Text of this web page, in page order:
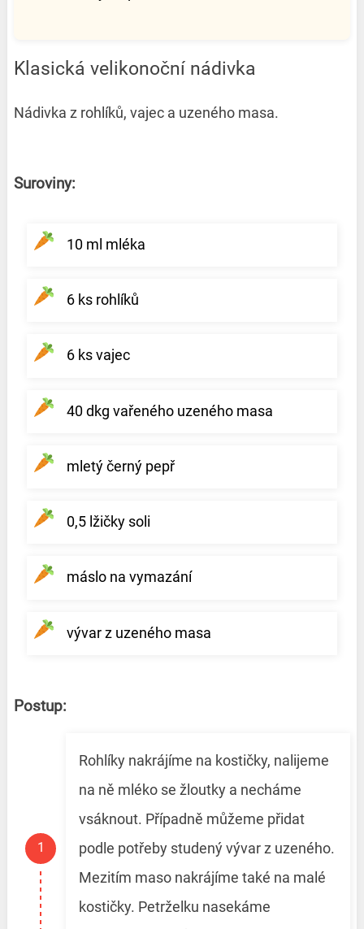
Klasická velikonoční nádivka
Nádivka z rohlíků, vajec a uzeného masa.
Suroviny:
10 ml mléka
6 ks rohlíků
6 ks vajec
40 dkg vařeného uzeného masa
mletý černý pepř
0,5 lžičky soli
máslo na vymazání
vývar z uzeného masa
Postup:
Rohlíky nakrájíme na kostičky, nalijeme
na ně mléko se žloutky a necháme
vsáknout. Případně můžeme přidat
podle potřeby studený vývar z uzeného.
Mezitím maso nakrájíme také na malé
kostičky. Petrželku nasekáme